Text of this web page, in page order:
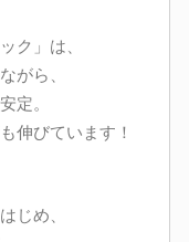
ク」は、
がら、
定。
伸びています！
じめ、